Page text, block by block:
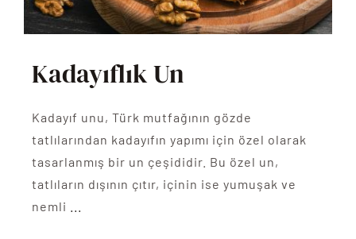
Kadayıflık Un
Kadayıf unu, Türk mutfağının gözde
tatlılarından kadayıfın yapımı için özel olarak
tasarlanmış bir un çeşididir. Bu özel un,
tatlıların dışının çıtır, içinin ise yumuşak ve
nemli